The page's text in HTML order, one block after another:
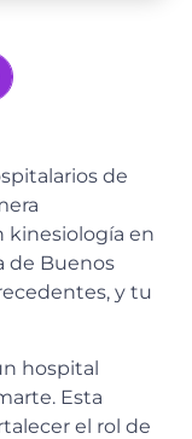
de
kinesiología en
de Buenos
y tu
hospital
Esta
el rol de